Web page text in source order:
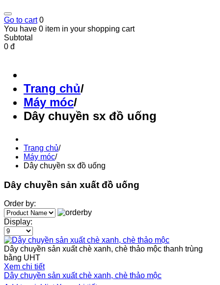
Go to cart 0
You have 0 item in your shopping cart
Subtotal
0 đ
Trang chủ/
Máy móc/
Dây chuyền sx đồ uống
Trang chủ/
Máy móc/
Dây chuyền sx đồ uống
Dây chuyền sản xuất đồ uống
Order by:
Display:
Dây chuyền sản xuất chè xanh, chè thảo mộc thanh trùng
bằng UHT
Xem chi tiết
Dây chuyền sản xuất chè xanh, chè thảo mộc